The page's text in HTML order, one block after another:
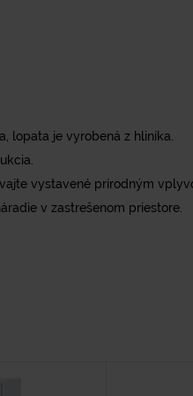
lopata je vyrobená z hliníka.
vystavené prírodným
v zastrešenom priestore.